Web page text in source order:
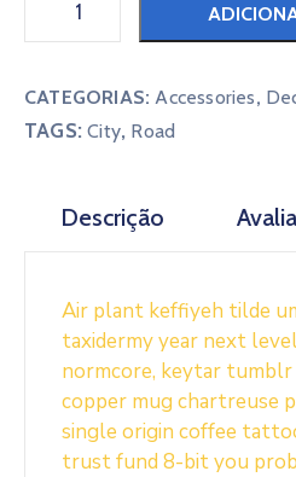
AMCVALE
CATEGORIAS:Accessories,
TAGS:City, Road
Descrição
Air plant keffiyeh tilde
taxidermy year next
normcore, keytar tumblr
copper mug chartreuse
single origin coffee
trust fund 8-bit you